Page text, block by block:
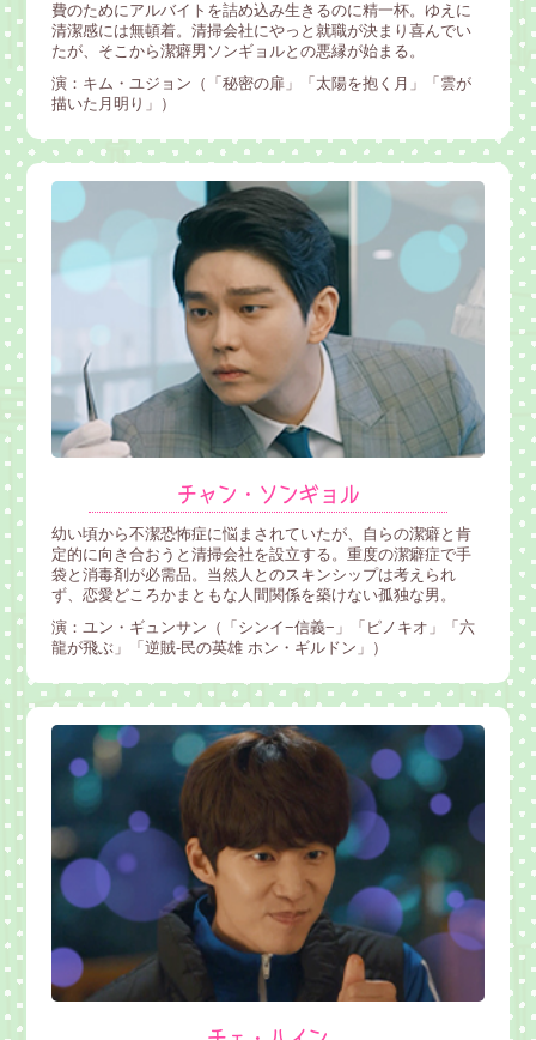
費のためにアルバイトを詰め込み生きるのに精一杯。ゆえに
清潔感には無頓着。清掃会社にやっと就職が決まり喜んでい
たが、そこから潔癖男ソンギョルとの悪縁が始まる。
演：キム・ユジョン（「秘密の扉」「太陽を抱く月」「雲が
描いた月明り」）
チャン・ソンギョル
幼い頃から不潔恐怖症に悩まされていたが、自らの潔癖と肯
定的に向き合おうと清掃会社を設立する。重度の潔癖症で手
袋と消毒剤が必需品。当然人とのスキンシップは考えられ
ず、恋愛どころかまともな人間関係を築けない孤独な男。
演：ユン・ギュンサン（「シンイ−信義−」「ピノキオ」「六
龍が飛ぶ」「逆賊-民の英雄 ホン・ギルドン」）